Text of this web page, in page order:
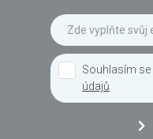
Souhlasím se
údajů